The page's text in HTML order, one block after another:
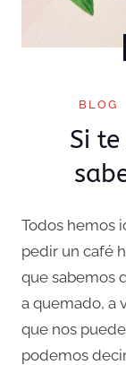
BLOG
Si
Todos hemos
pedir un café
que sabemos
a quemado, a
que nos
podemos